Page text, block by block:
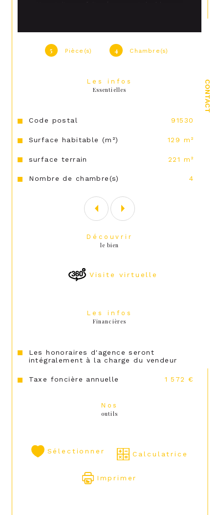
CONTACT
5 Pièce(s) 4 Chambre(s)
Les infos
Essentielles
Caractéristiques Valeurs
Code postal 91530
Surface habitable (m²) 129 m²
surface terrain 221 m²
Nombre de chambre(s) 4
l'ancien !
Découvrir
le bien
Visite virtuelle
Les infos
Financières
Les honoraires d'agence seront
intégralement à la charge du vendeur
Taxe foncière annuelle 1 572 €
Nos
outils
Sélectionner Calculatrice
Imprimer